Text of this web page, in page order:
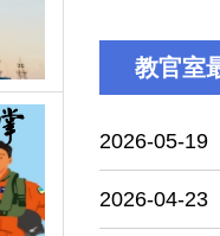
教官室
2026-05-19
2026-04-23